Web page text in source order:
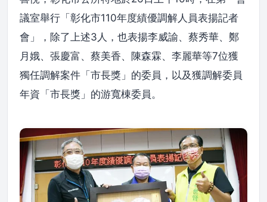
議室舉行「彰化市110年度績優調解人員表揚記者
會」，除了上述3人，也表揚李威諭、蔡秀華、鄭
月娥、張慶富、蔡美香、陳森霖、李麗華等7位獲
獨任調解案件「市長獎」的委員，以及獲調解委員
年資「市長獎」的游寬棟委員。